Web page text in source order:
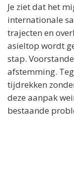
Je ziet dat het
internationale
trajecten en
asieltop wordt
stap.
afstemming.
tijdrekken
deze aanpak
bestaande